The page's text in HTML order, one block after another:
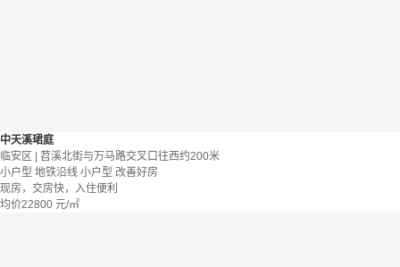
中天溪珺庭
临安区 | 苕溪北街与万马路交叉口往西约200米
小户型 地铁沿线 小户型 改善好房
现房，交房快，入住便利
均价22800 元/㎡